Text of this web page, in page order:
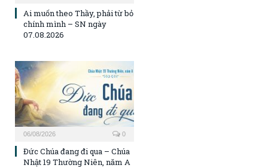
Ai muốn theo Thầy, phải từ bỏ
chính mình – SN ngày
07.08.2026
06/08/2026 0
Đức Chúa đang đi qua – Chúa
Nhật 19 Thường Niên, năm A